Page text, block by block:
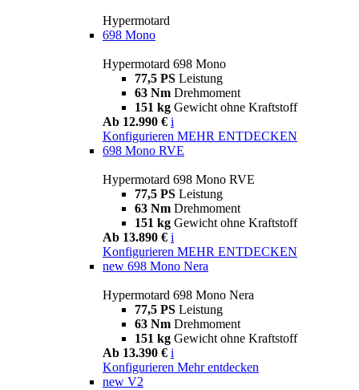
Hypermotard
698 Mono
Hypermotard 698 Mono
77,5 PS Leistung
63 Nm Drehmoment
151 kg Gewicht ohne Kraftstoff
Ab 12.990 € i
Konfigurieren MEHR ENTDECKEN
698 Mono RVE
Hypermotard 698 Mono RVE
77,5 PS Leistung
63 Nm Drehmoment
151 kg Gewicht ohne Kraftstoff
Ab 13.890 € i
Konfigurieren MEHR ENTDECKEN
new 698 Mono Nera
Hypermotard 698 Mono Nera
77,5 PS Leistung
63 Nm Drehmoment
151 kg Gewicht ohne Kraftstoff
Ab 13.390 € i
Konfigurieren Mehr entdecken
new V2